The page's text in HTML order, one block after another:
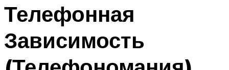
Телефонная
Зависимость